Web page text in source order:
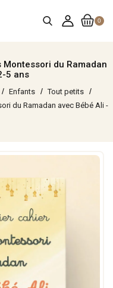
0
du Ramadan
5 ans
Enfants
Tout petits
du Ramadan avec Bébé Ali -